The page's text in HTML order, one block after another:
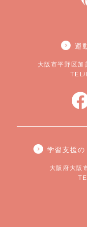
運
大阪市平野区
学習支援
大阪府大阪